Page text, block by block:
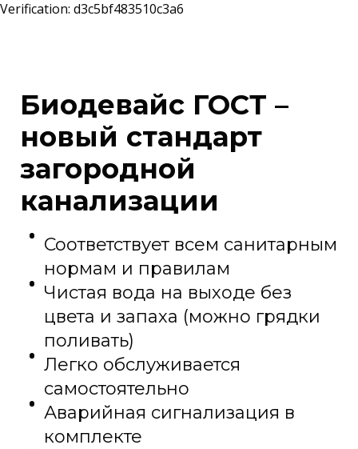
Verification: d3c5bf483510c3a6
Биодевайс ГОСТ –
новый стандарт
загородной
канализации
Соответствует всем санитарным
нормам и правилам
Чистая вода на выходе без
цвета и запаха (можно грядки
поливать)
Легко обслуживается
самостоятельно
Аварийная сигнализация в
комплекте